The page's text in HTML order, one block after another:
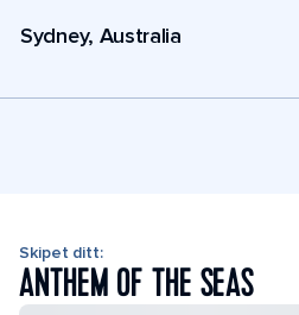
Sydney, Australia
Skipet ditt:
ANTHEM OF THE SEAS